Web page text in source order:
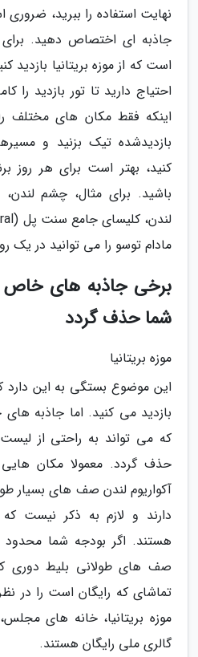
نهایت استفاده را ببرید،
جاذبه ای اختصاص دهید. برای
است که از موزه بریتانیا بازدید
احتیاج دارید تا تور بازدید را
اینکه فقط مکان های مختلف
بازدیدشده تیک بزنید و
کنید، بهتر است برای هر روز
باشید. برای مثال، چشم لندن،
مادام توسو را می توانید در یک
برخی جاذبه های خاص
شما حذف گردد
موزه بریتانیا
این موضوع بستگی به این دارد
بازدید می کنید. اما جاذبه
که می تواند به راحتی از
حذف گردد. معمولا مکان
آکواریوم لندن صف های بسیار
دارند و لازم به ذکر نیست
هستند. اگر بودجه شما
صف های طولانی بلیط دوری
تماشای که رایگان است را در
موزه بریتانیا، خانه های
گالری ملی رایگان هستند.